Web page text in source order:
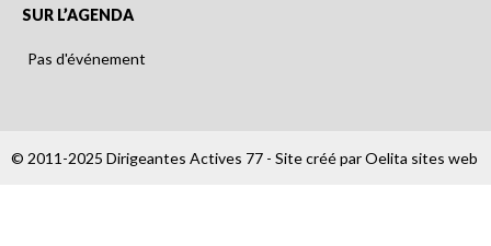
SUR L’AGENDA
Pas d'événement
© 2011-2025 Dirigeantes Actives 77 - Site créé parOelita sites web